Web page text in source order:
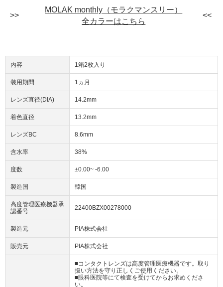
MOLAK monthly（モラクマンスリー）
全カラーはこちら
内容 1箱2枚入り
装用期間 1ヵ月
レンズ直径(DIA) 14.2mm
着色直径 13.2mm
レンズBC 8.6mm
含水率 38%
度数 ±0.00~ -6.00
製造国 韓国
高度管理医療機器承
認番号
22400BZX00278000
製造元 PIA株式会社
販売元 PIA株式会社
■コンタクトレンズは高度管理医療機器です。取り
扱い方法を守り正しくご使用ください。
■眼科医院等にて検査を受けてからお求めくださ
い。